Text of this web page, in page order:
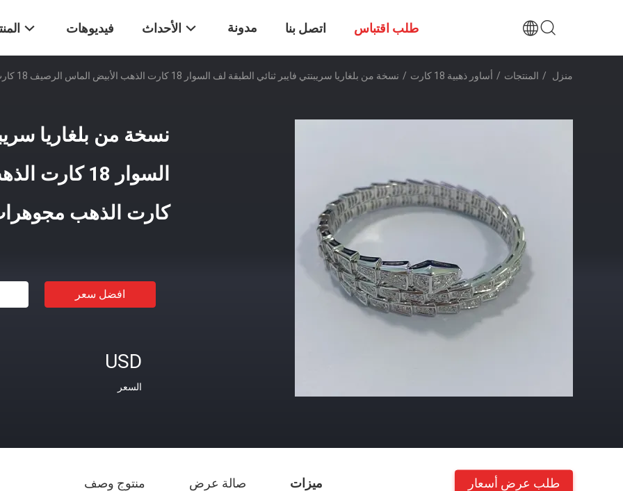
فيديوهات الأحداث مدونة اتصل بنا طلب اقتباس
منزل / المنتجات / أساور ذهبية 18 كارت / نسخة من بلغاريا سريبنتي فايبر ثنائي الطبقة لف السوار 18 كارت الذهب الأبيض الماس الرصيف 18 كارت الذهب مجوهرات بيع
نسخة من بلغاريا
كارت الذهب
افضل سعر
USD
السعر
ميزات صالة عرض منتوج وصف طلب عرض أسعار